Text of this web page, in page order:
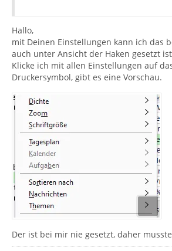
Hallo,
mit Deinen Einstellungen kann ich das
auch unter Ansicht der Haken gesetzt
Klicke ich mit allen Einstellungen auf
Druckersymbol, gibt es eine Vorschau.
Der ist bei mir nie gesetzt, daher